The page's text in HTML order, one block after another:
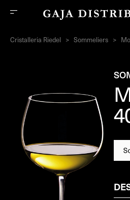
Cristalleria Riedel > Sommeliers >